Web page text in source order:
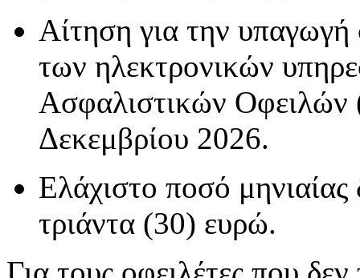
Αίτηση για την
των ηλεκτρονικών
Ασφαλιστικών
Δεκεμβρίου 2026.
Ελάχιστο ποσό μηνιαίας
τριάντα (30) ευρώ.